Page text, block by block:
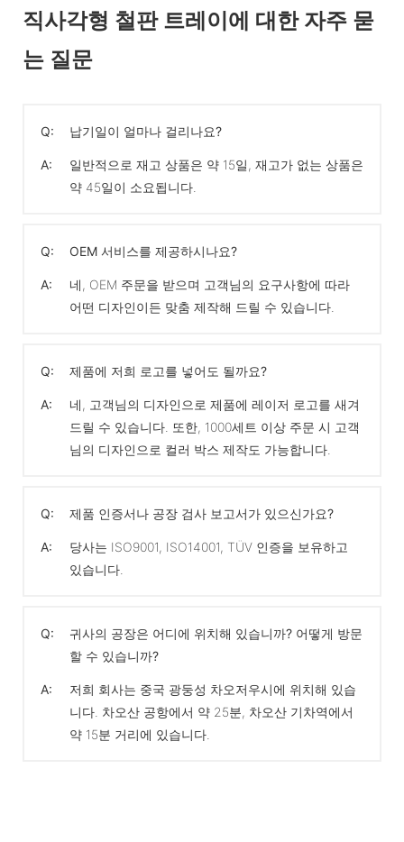
직사각형 철판 트레이에 대한 자주 묻
는 질문
Q: 납기일이 얼마나 걸리나요?
A:
일반적으로 재고 상품은 약 15일, 재고가 없는 상품은
약 45일이 소요됩니다.
Q: OEM 서비스를 제공하시나요?
A:
네, OEM 주문을 받으며 고객님의 요구사항에 따라
어떤 디자인이든 맞춤 제작해 드릴 수 있습니다.
Q: 제품에 저희 로고를 넣어도 될까요?
A:
네, 고객님의 디자인으로 제품에 레이저 로고를 새겨
드릴 수 있습니다. 또한, 1000세트 이상 주문 시 고객
님의 디자인으로 컬러 박스 제작도 가능합니다.
Q: 제품 인증서나 공장 검사 보고서가 있으신가요?
A:
당사는 ISO9001, ISO14001, TÜV 인증을 보유하고
있습니다.
Q:
귀사의 공장은 어디에 위치해 있습니까? 어떻게 방문
할 수 있습니까?
A:
저희 회사는 중국 광둥성 차오저우시에 위치해 있습
니다. 차오산 공항에서 약 25분, 차오산 기차역에서
약 15분 거리에 있습니다.